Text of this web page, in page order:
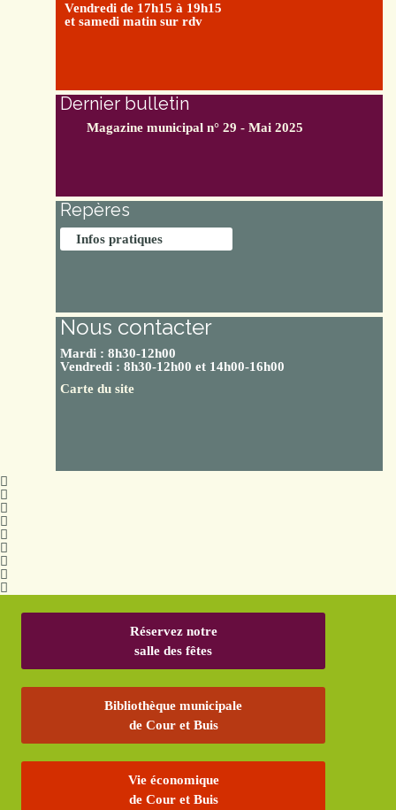
Vendredi de 17h15 à 19h15
et samedi matin sur rdv
Dernier bulletin
Magazine municipal n° 29 - Mai 2025
Repères
Infos pratiques
Nous contacter
Mardi : 8h30-12h00
Vendredi : 8h30-12h00 et 14h00-16h00
Carte du site
Réservez notre
salle des fêtes
Bibliothèque municipale
de Cour et Buis
Vie économique
de Cour et Buis